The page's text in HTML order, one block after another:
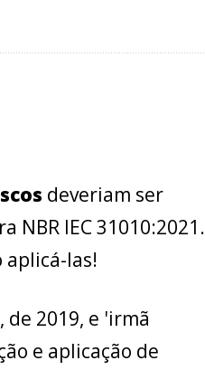
deveriam ser
IEC 31010:2021.
aplicá-las!
de 2019, e 'irmã
e aplicação de